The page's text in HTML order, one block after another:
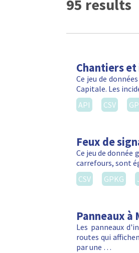
95 results
Chantiers
Ce jeu de
Capitale. Les
API
CSV
Feux de
Ce jeu de donnée
carrefours, sont
CSV
GPKG
Panneaux à
Les panneaux
routes qui
par une …